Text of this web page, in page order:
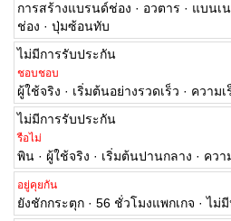
การสร้างแบรนด์ช่อง · อวตาร · แบนเ
ช่อง · ปุ่มซ้อนทับ
ไม่มีการรับประกัน
ชอบชอบ
ผู้ใช้จริง · เริ่มต้นอย่างรวดเร็ว · ความ
ไม่มีการรับประกัน
รือไม่
พิน · ผู้ใช้จริง · เริ่มต้นปานกลาง · ควา
อยู่คุยกัน
ยังชักกระตุก · 56 ชั่วโมงแพกเกจ · ไม่